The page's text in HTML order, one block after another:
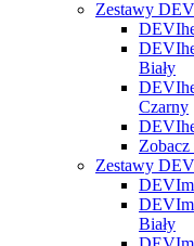
Zestawy
Biały
Czarny
Zestawy
Biały